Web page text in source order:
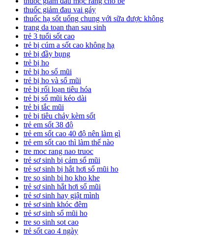
thuốc giảm đau vai gáy
thuốc hạ sốt uống chung với sữa được không
trang da toan than sau sinh
trẻ 3 tuổi sốt cao
trẻ bị cúm a sốt cao không hạ
trẻ bị đầy bụng
trẻ bị ho
trẻ bị ho sổ mũi
trẻ bị ho và sổ mũi
trẻ bị rối loạn tiêu hóa
trẻ bị sổ mũi kéo dài
trẻ bị tắc mũi
trẻ bị tiêu chảy kèm sốt
trẻ em sốt 38 độ
trẻ em sốt cao 40 độ nên làm gì
trẻ em sốt cao thì làm thế nào
tre moc rang nao truoc
trẻ sơ sinh bị cảm sổ mũi
trẻ sơ sinh bị hắt hơi sổ mũi ho
tre so sinh bi ho kho khe
trẻ sơ sinh hắt hơi sổ mũi
trẻ sơ sinh hay giật mình
trẻ sơ sinh khóc đêm
trẻ sơ sinh sổ mũi ho
tre so sinh sot cao
trẻ sốt cao 4 ngày